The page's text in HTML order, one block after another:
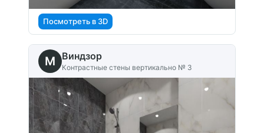
Посмотреть в 3D
M Виндзор
Контрастные стены вертикально № 3